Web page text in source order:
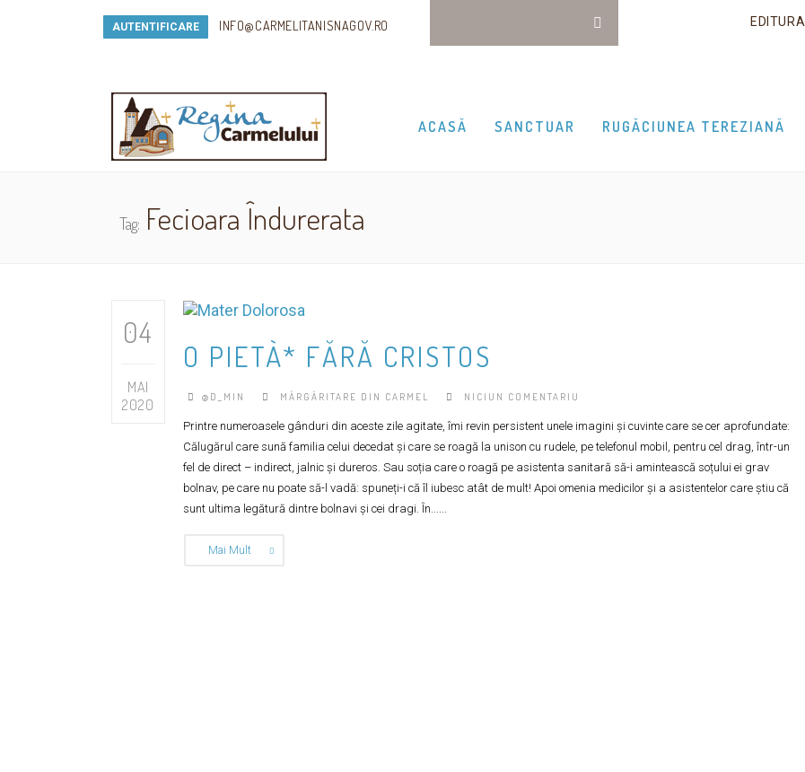
AUTENTIFICARE INFO@CARMELITANISNAGOV.RO EDITURA
ACASĂ SANCTUAR RUGĂCIUNEA TEREZIANĂ
Tag:Fecioara Îndurerata
04
MAI
2020
O PIETÀ* FĂRĂ CRISTOS
@D_MIN MĂRGĂRITARE DIN CARMEL NICIUN COMENTARIU
Printre numeroasele gânduri din aceste zile agitate, îmi revin persistent unele imagini și cuvinte care se cer aprofundate:
Călugărul care sună familia celui decedat și care se roagă la unison cu rudele, pe telefonul mobil, pentru cel drag, într-un
fel de direct – indirect, jalnic și dureros. Sau soția care o roagă pe asistenta sanitară să-i amintească soțului ei grav
bolnav, pe care nu poate să-l vadă: spuneți-i că îl iubesc atât de mult! Apoi omenia medicilor și a asistentelor care știu că
sunt ultima legătură dintre bolnavi și cei dragi. În......
Mai Mult